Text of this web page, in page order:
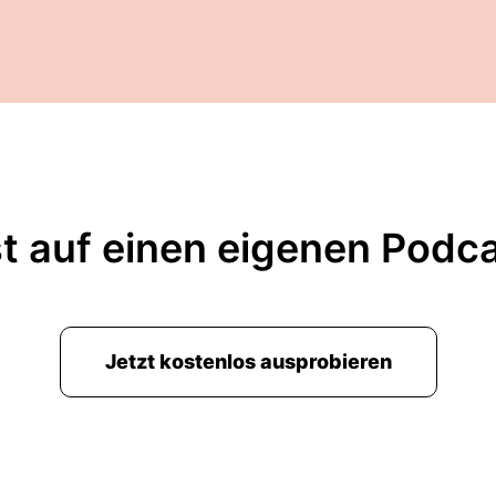
auf einen eigenen
Jetzt kostenlos ausprobieren